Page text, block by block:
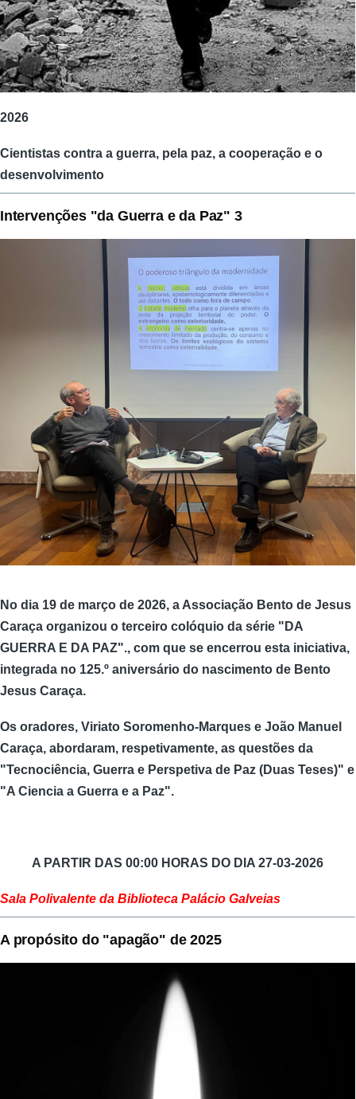
2026
Cientistas contra a guerra, pela paz, a cooperação e o
desenvolvimento
Intervenções "da Guerra e da Paz" 3
No dia 19 de março de 2026, a Associação Bento de Jesus
Caraça organizou o terceiro colóquio da série "DA
GUERRA E DA PAZ"., com que se encerrou esta iniciativa,
integrada no 125.º aniversário do nascimento de Bento
Jesus Caraça.
Os oradores, Viriato Soromenho-Marques e João Manuel
Caraça, abordaram, respetivamente, as questões da
"Tecnociência, Guerra e Perspetiva de Paz (Duas Teses)" e
"A Ciencia a Guerra e a Paz".
A PARTIR DAS 00:00 HORAS DO DIA 27-03-2026
Sala Polivalente da Biblioteca Palácio Galveias
A propósito do "apagão" de 2025